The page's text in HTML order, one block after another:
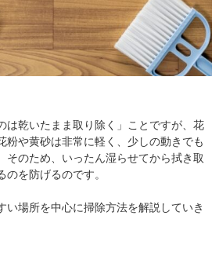
は乾いたまま取り除く」ことですが、花
粉や黄砂は非常に軽く、少しの動きでも
そのため、いったん湿らせてから拭き取
を防げるのです。
い場所を中心に掃除方法を解説していき